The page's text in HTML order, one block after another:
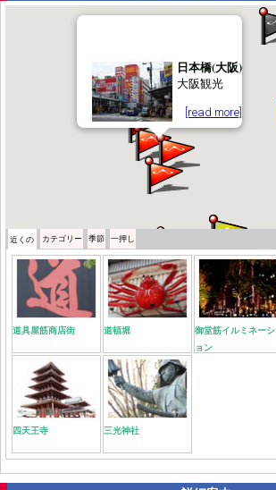
日本橋(大阪)
大阪観光
[read more]
近くの カテゴリー 季節 一押し
道具屋筋商店街 道頓堀
御堂筋イルミネーシ
ョン
四天王寺 三光神社